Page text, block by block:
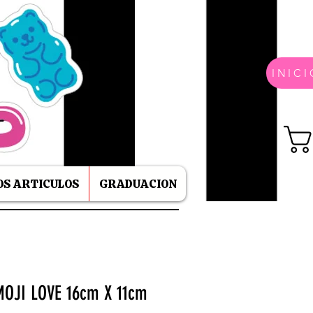
ARTICULOS GRADUACION
LOVE 16cm X 11cm